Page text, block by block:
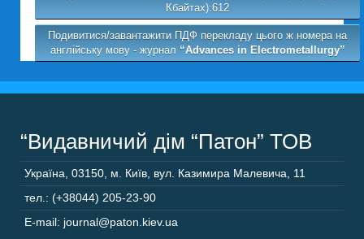
Кбайтах):612
Подивитися/завантажити ПДФ перекладу цього ж номера на
англійську мову - журнал “Advances in Electrometallurgy”
“Видавничий дім “Патон” ТОВ
Україна 03150 м. Київ, вул. Казимира Малевича, 11
тел.: (+38044) 205-23-90
E-mail: journal@paton.kiev.ua